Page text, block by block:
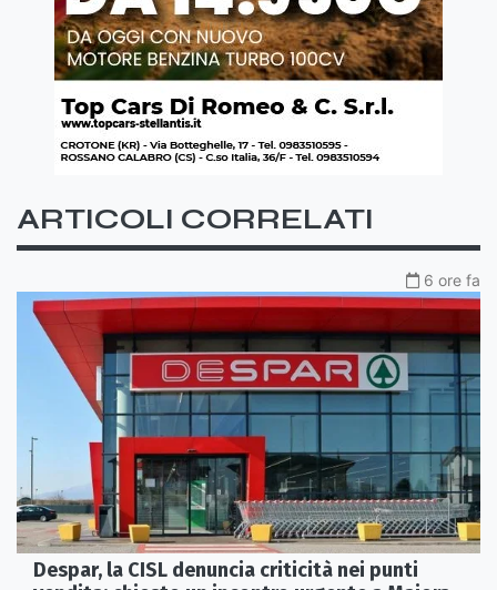
ARTICOLI CORRELATI
6 ore fa
Despar, la CISL denuncia criticità nei punti